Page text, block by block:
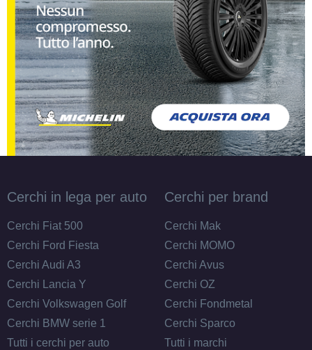
Cerchi in lega per auto
Cerchi Fiat 500
Cerchi Ford Fiesta
Cerchi Audi A3
Cerchi Lancia Y
Cerchi Volkswagen Golf
Cerchi BMW serie 1
Tutti i cerchi per auto
Cerchi per brand
Cerchi Mak
Cerchi MOMO
Cerchi Avus
Cerchi OZ
Cerchi Fondmetal
Cerchi Sparco
Tutti i marchi